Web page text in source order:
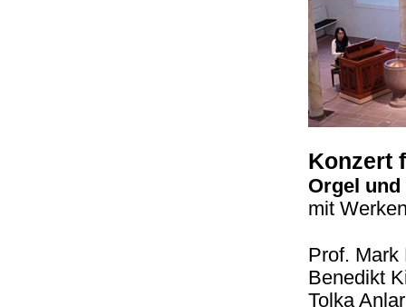
Konzert
Orgel und
mit
Prof. Mark
Benedikt
Tolka